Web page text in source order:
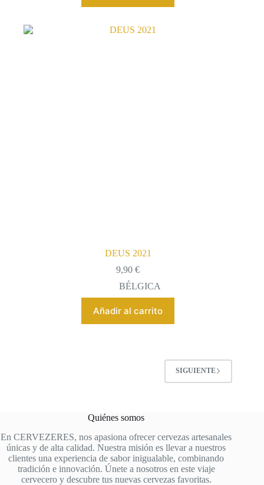
DEUS 2021
9,90€
BÉLGICA
Añadir al carrito
SIGUIENTE
Quiénes somos
En CERVEZERES, nos apasiona ofrecer cervezas artesanales
únicas y de alta calidad. Nuestra misión es llevar a nuestros
clientes una experiencia de sabor inigualable, combinando
tradición e innovación. Únete a nosotros en este viaje
cervecero y descubre tus nuevas cervezas favoritas.